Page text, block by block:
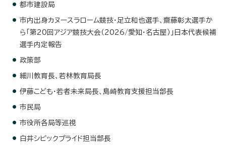
都市建設局
市内出身カヌースラローム競技・足立和也選手、齋藤彰太選手か
ら「第20回アジア競技大会（2026/愛知・名古屋）」日本代表候補
選手内定報告
政策部
細川教育長、若林教育局長
伊藤こども・若者未来局長、島崎教育支援担当部長
市民局
市役所各局等巡視
白井シビックプライド担当部長